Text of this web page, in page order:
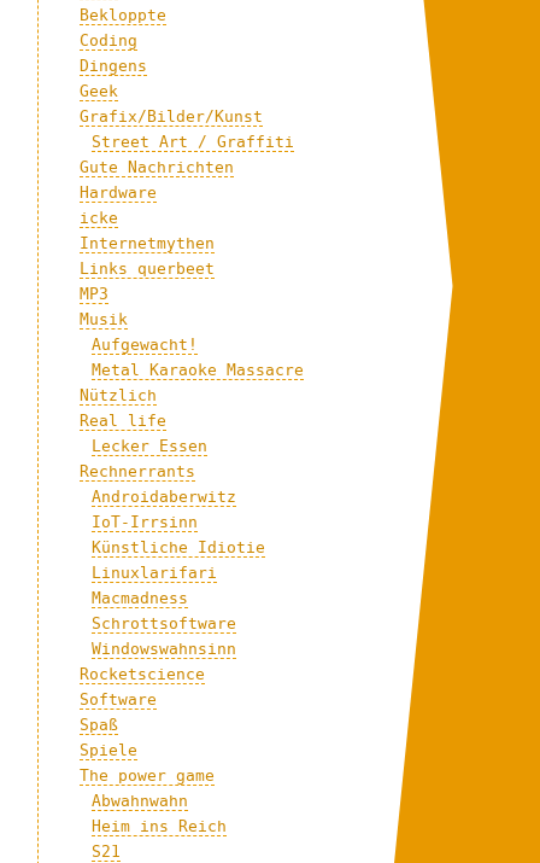
Bekloppte
Coding
Dingens
Geek
Grafix/Bilder/Kunst
Street Art / Graffiti
Gute Nachrichten
Hardware
icke
Internetmythen
Links querbeet
MP3
Musik
Aufgewacht!
Metal Karaoke Massacre
Nützlich
Real life
Lecker Essen
Rechnerrants
Androidaberwitz
IoT-Irrsinn
Künstliche Idiotie
Linuxlarifari
Macmadness
Schrottsoftware
Windowswahnsinn
Rocketscience
Software
Spaß
Spiele
The power game
Abwahnwahn
Heim ins Reich
S21